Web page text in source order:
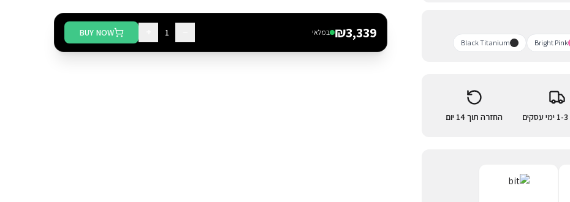
₪3,339 במלאי 1
BUY NOW
Bright Pink
Black Titanium
החזרה תוך 14 יום